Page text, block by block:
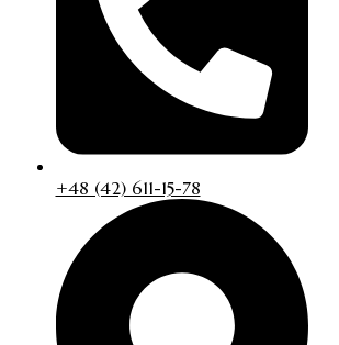
+48 (42) 611-15-78